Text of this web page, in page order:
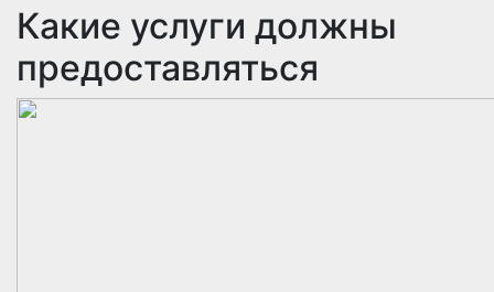
Какие услуги должны
предоставляться